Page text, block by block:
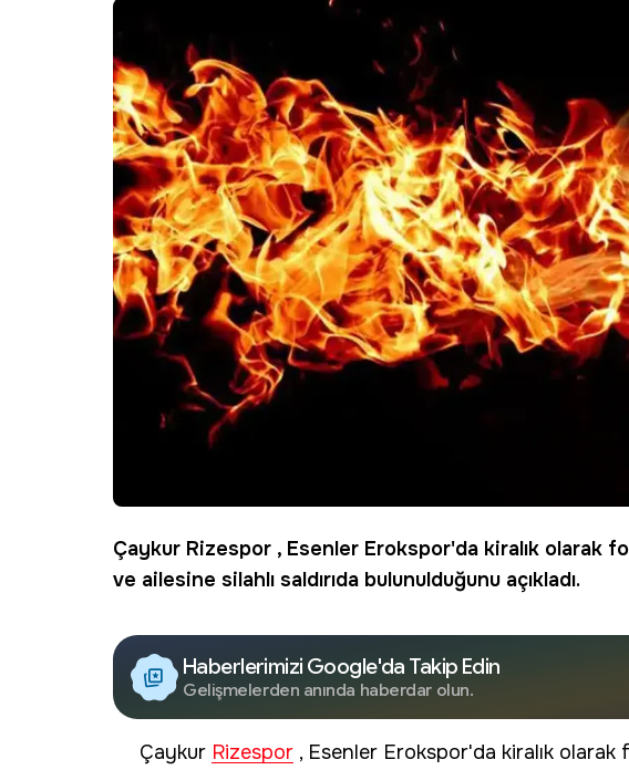
Çaykur Rizespor , Esenler Erokspor'da kiralık olarak
ve ailesine silahlı saldırıda bulunulduğunu açıkladı.
Haberlerimizi Google'da Takip Edin
Gelişmelerden anında haberdar olun.
Çaykur Rizespor , Esenler Erokspor'da kiralık